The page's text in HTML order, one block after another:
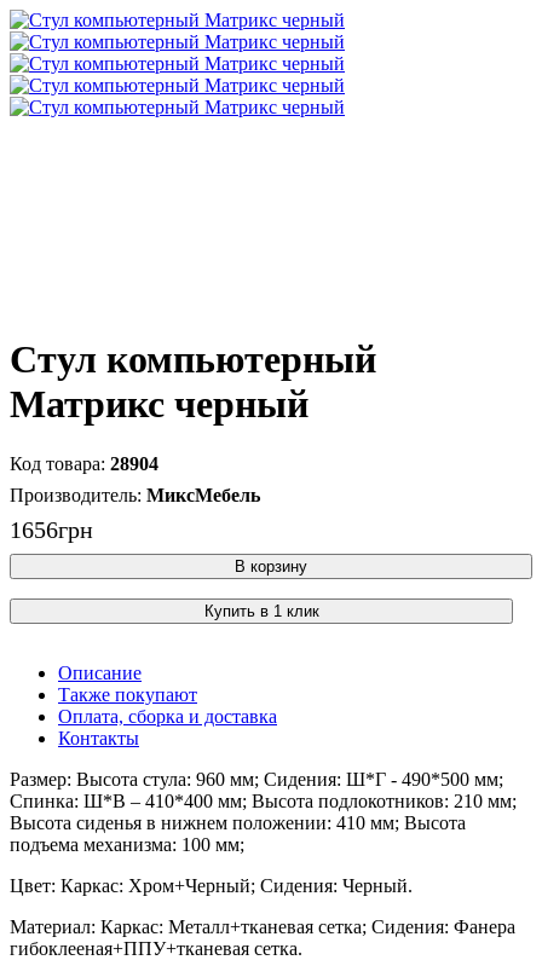
Стул компьютерный
Матрикс черный
28904
МиксМебель
1656грн
В корзину
Купить в 1 клик
Описание
Также покупают
Оплата, сборка и доставка
Контакты
Размер: Высота стула: 960 мм; Сидения: Ш*Г - 490*500 мм;
Спинка: Ш*В – 410*400 мм; Высота подлокотников: 210 мм;
Высота сиденья в нижнем положении: 410 мм; Высота
подъема механизма: 100 мм;
Цвет: Каркас: Хром+Черный; Сидения: Черный.
Материал: Каркас: Металл+тканевая сетка; Сидения: Фанера
гибоклееная+ППУ+тканевая сетка.